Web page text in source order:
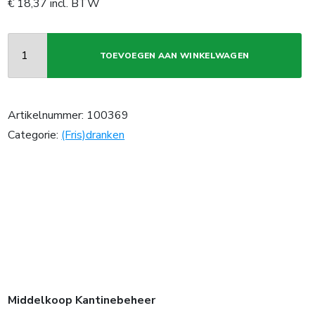
€ 18,37 incl. BTW
TOEVOEGEN AAN WINKELWAGEN
Artikelnummer: 100369
Categorie: (Fris)dranken
Middelkoop Kantinebeheer